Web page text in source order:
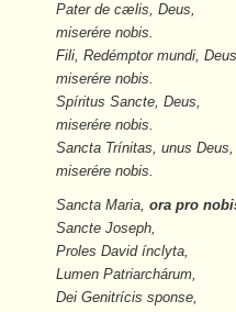
Pater de cælis, Deus,
miserére nobis.
Fili, Redémptor mundi,
miserére nobis.
Spíritus Sancte, Deus,
miserére nobis.
Sancta Trínitas, unus Deus,
miserére nobis.
Sancta Maria, ora pro
Sancte Joseph,
Proles David ínclyta,
Lumen Patriarchárum,
Dei Genitrícis sponse,